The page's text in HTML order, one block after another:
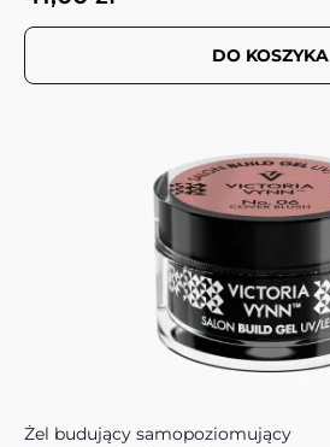
DO KOSZYKA
Żel budujący samopoziomujący